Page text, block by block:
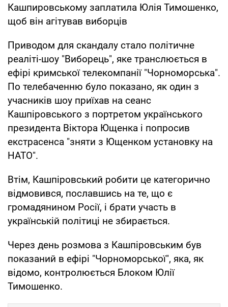
Кашпировському заплатила Юлія Тимошенко,
щоб він агітував виборців
Приводом для скандалу стало політичне
реаліті-шоу "Виборець", яке транслюється в
ефірі кримської телекомпанії "Чорноморська".
По телебаченню було показано, як один з
учасників шоу приїхав на сеанс
Кашпіровського з портретом українського
президента Віктора Ющенка і попросив
екстрасенса "зняти з Ющенком установку на
НАТО".
Втім, Кашпіровський робити це категорично
відмовився, пославшись на те, що є
громадянином Росії, і брати участь в
українській політиці не збирається.
Через день розмова з Кашпіровським був
показаний в ефірі "Чорноморської", яка, як
відомо, контролюється Блоком Юлії
Тимошенко.